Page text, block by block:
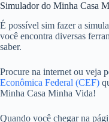
Simulador do Minha Casa
É possível sim fazer a
você encontra diversas
saber.
Procure na internet ou veja
Econômica Federal (CEF)
Minha Casa Minha Vida!
Quando você chegar na